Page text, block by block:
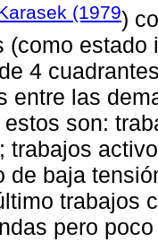
(1979)
(como
4
entre las
son:
trabajos
de baja
trabajos
pero